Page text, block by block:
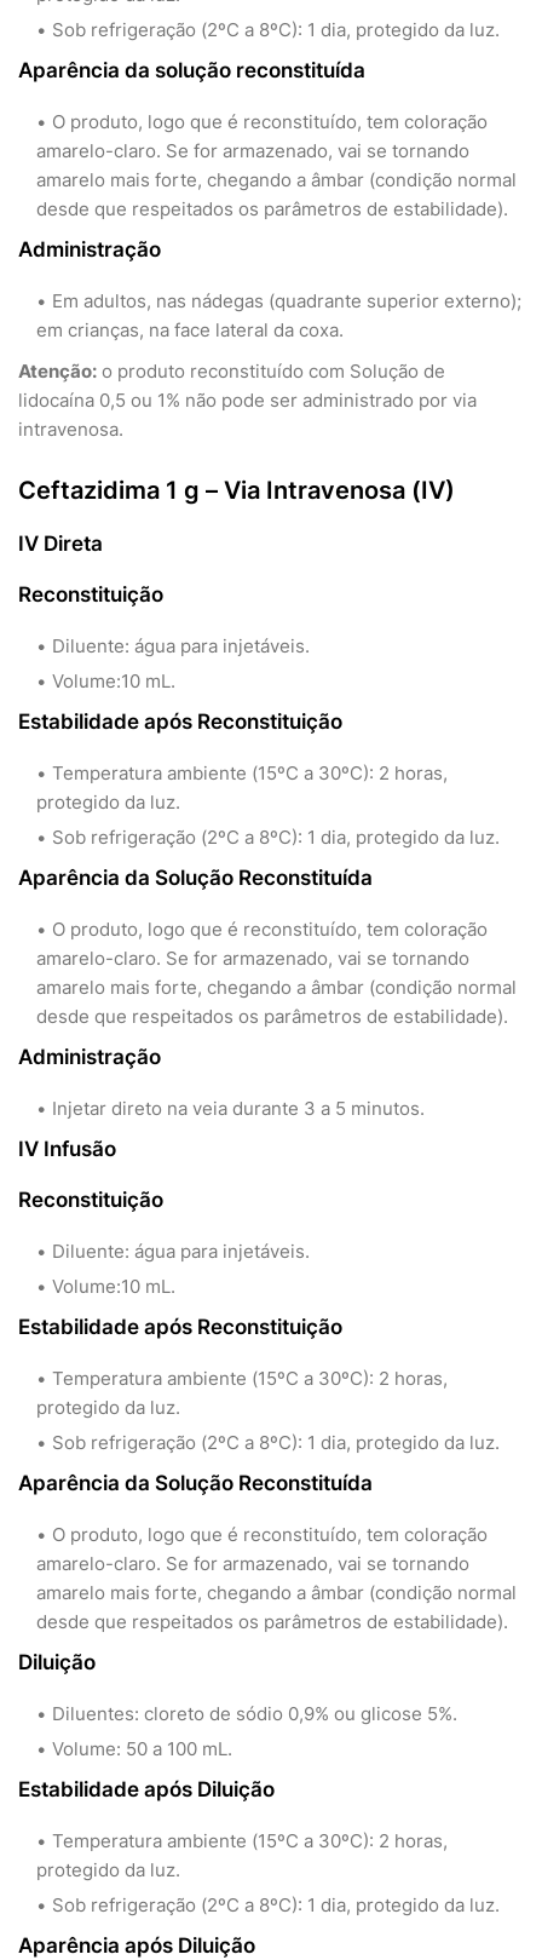
Sob refrigeração (2ºC a 8ºC): 1 dia, protegido da luz.
Aparência da solução reconstituída
O produto, logo que é reconstituído, tem coloração
amarelo-claro. Se for armazenado, vai se tornando
amarelo mais forte, chegando a âmbar (condição normal
desde que respeitados os parâmetros de estabilidade).
Administração
Em adultos, nas nádegas (quadrante superior externo);
em crianças, na face lateral da coxa.
Atenção: o produto reconstituído com Solução de
lidocaína 0,5 ou 1% não pode ser administrado por via
intravenosa.
Ceftazidima 1 g – Via Intravenosa (IV)
IV Direta
Reconstituição
Diluente: água para injetáveis.
Volume:10 mL.
Estabilidade após Reconstituição
Temperatura ambiente (15ºC a 30ºC): 2 horas,
protegido da luz.
Sob refrigeração (2ºC a 8ºC): 1 dia, protegido da luz.
Aparência da Solução Reconstituída
O produto, logo que é reconstituído, tem coloração
amarelo-claro. Se for armazenado, vai se tornando
amarelo mais forte, chegando a âmbar (condição normal
desde que respeitados os parâmetros de estabilidade).
Administração
Injetar direto na veia durante 3 a 5 minutos.
IV Infusão
Reconstituição
Diluente: água para injetáveis.
Volume:10 mL.
Estabilidade após Reconstituição
Temperatura ambiente (15ºC a 30ºC): 2 horas,
protegido da luz.
Sob refrigeração (2ºC a 8ºC): 1 dia, protegido da luz.
Aparência da Solução Reconstituída
O produto, logo que é reconstituído, tem coloração
amarelo-claro. Se for armazenado, vai se tornando
amarelo mais forte, chegando a âmbar (condição normal
desde que respeitados os parâmetros de estabilidade).
Diluição
Diluentes: cloreto de sódio 0,9% ou glicose 5%.
Volume: 50 a 100 mL.
Estabilidade após Diluição
Temperatura ambiente (15ºC a 30ºC): 2 horas,
protegido da luz.
Sob refrigeração (2ºC a 8ºC): 1 dia, protegido da luz.
Aparência após Diluição